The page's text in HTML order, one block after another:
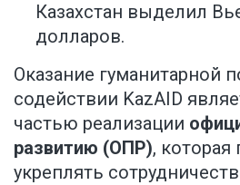
Казахстан выделил
долларов.
Оказание гуманитарной
содействии KazAID
частью реализации
развитию (ОПР), которая
укреплять